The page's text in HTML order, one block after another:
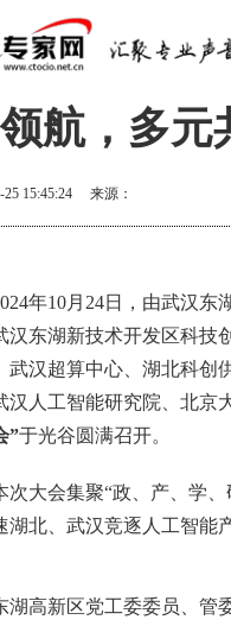
航，多元
25 15:45:24 来源：
年10月24日，由武汉
汉东湖新技术开发区科技
武汉超算中心、湖北科创
汉人工智能研究院、北京
”于光谷圆满召开。
次大会集聚“政、产、学
湖北、武汉竞逐人工智能
湖高新区党工委委员、管